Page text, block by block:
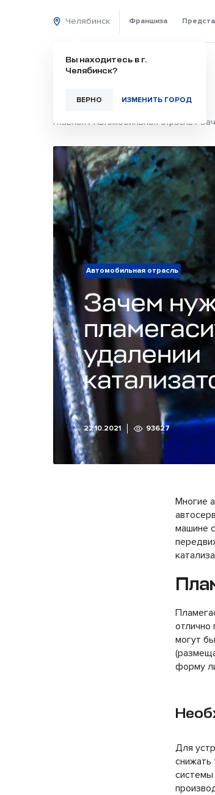
Челябинск
Вы находитесь в г.
Челябинск?
ВЕРНО ИЗМЕНИТЬ ГОРОД
Франшиза
Главная / Автомобильная отрасль /
Автомобильная отрасль
Зачем
удалении
22.10.2021 93627
Многие
машине
отлично
могут
форму
Для
системы